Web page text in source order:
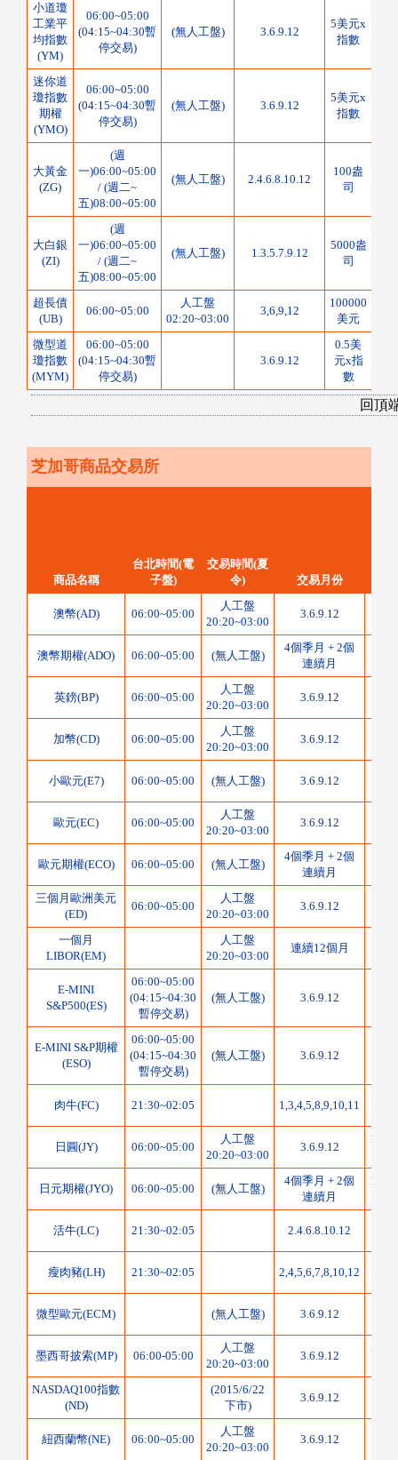
小道瓊
工業平
均指數
(YM)
06:00~05:00
(04:15~04:30暫
停交易)
(無人工盤) 3.6.9.12
5美元x
指數
迷你道
瓊指數
期權
(YMO)
06:00~05:00
(04:15~04:30暫
停交易)
(無人工盤) 3.6.9.12
5美元x
指數
大黃金
(ZG)
(週
一)06:00~05:00
/ (週二~
五)08:00~05:00
(無人工盤) 2.4.6.8.10.12
100盎
司
大白銀
(ZI)
(週
一)06:00~05:00
/ (週二~
五)08:00~05:00
(無人工盤) 1.3.5.7.9.12
5000盎
司
超長債
(UB)
06:00~05:00
人工盤
02:20~03:00
3,6,9,12
100000
美元
微型道
瓊指數
(MYM)
06:00~05:00
(04:15~04:30暫
停交易)
3.6.9.12
0.5美
元x指
數
回頂
芝加哥商品交易所
商品名稱
台北時間(電
子盤)
交易時間(夏
令)
交易月份
澳幣(AD) 06:00~05:00
人工盤
20:20~03:00
3.6.9.12
澳幣期權(ADO) 06:00~05:00 (無人工盤)
4個季月 + 2個
連續月
英鎊(BP) 06:00~05:00
人工盤
20:20~03:00
3.6.9.12
加幣(CD) 06:00~05:00
人工盤
20:20~03:00
3.6.9.12
小歐元(E7) 06:00~05:00 (無人工盤) 3.6.9.12
歐元(EC) 06:00~05:00
人工盤
20:20~03:00
3.6.9.12
歐元期權(ECO) 06:00~05:00 (無人工盤)
4個季月 + 2個
連續月
三個月歐洲美元
(ED)
06:00~05:00
人工盤
20:20~03:00
3.6.9.12
一個月
LIBOR(EM)
人工盤
20:20~03:00
連續12個月
E-MINI
S&P500(ES)
06:00~05:00
(04:15~04:30
暫停交易)
(無人工盤) 3.6.9.12
E-MINI S&P期權
(ESO)
06:00~05:00
(04:15~04:30
暫停交易)
(無人工盤) 3.6.9.12
肉牛(FC) 21:30~02:05 1,3,4,5,8,9,10,11
日圓(JY) 06:00~05:00
人工盤
20:20~03:00
3.6.9.12
日元期權(JYO) 06:00~05:00 (無人工盤)
4個季月 + 2個
連續月
活牛(LC) 21:30~02:05 2.4.6.8.10.12
瘦肉豬(LH) 21:30~02:05 2,4,5,6,7,8,10,12
微型歐元(ECM) (無人工盤) 3.6.9.12
墨西哥披索(MP) 06:00-05:00
人工盤
20:20~03:00
3.6.9.12
NASDAQ100指數
(ND)
(2015/6/22
下市)
3.6.9.12
紐西蘭幣(NE) 06:00~05:00
人工盤
20:20~03:00
3.6.9.12